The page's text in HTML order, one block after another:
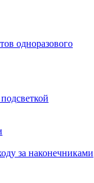
одноразового
за наконечниками